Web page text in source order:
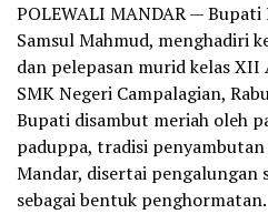
POLEWALI MANDAR —
Samsul Mahmud, menghadiri
dan pelepasan murid kelas
SMK Negeri Campalagian,
Bupati disambut meriah oleh
paduppa, tradisi
Mandar, disertai pengalungan
sebagai bentuk penghormatan.